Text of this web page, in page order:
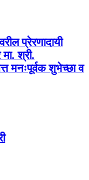
प्रेरणादायी
श्री.
मनःपूर्वक शुभेच्छा व